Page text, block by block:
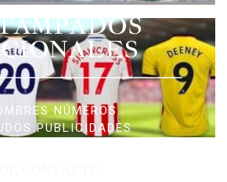
NÚMEROS
PUBLICIDADES